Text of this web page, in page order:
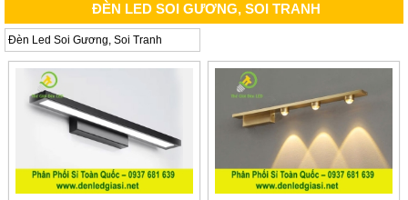
ĐÈN LED SOI GƯƠNG, SOI TRANH
Đèn Led Soi Gương, Soi Tranh